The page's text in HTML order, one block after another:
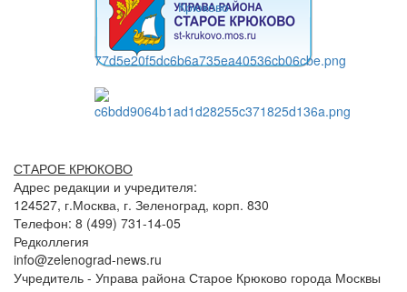
СТАРОЕ КРЮКОВО
Адрес редакции и учредителя:
124527, г.Москва, г. Зеленоград, корп. 830
Телефон: 8 (499) 731-14-05
Редколлегия
info@zelenograd-news.ru
Учредитель - Управа района Старое Крюково города Москвы